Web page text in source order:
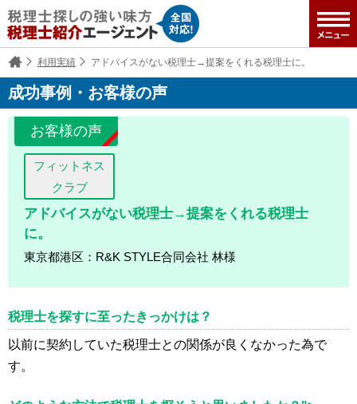
利用実績 アドバイスがない税理士→提案をくれる税理士に。
成功事例・お客様の声
お客様の声
フィットネス
クラブ
アドバイスがない税理士→提案をくれる税理士
に。
東京都港区：R&K STYLE合同会社 林様
税理士を探すに至ったきっかけは？
以前に契約していた税理士との関係が良くなかった為で
す。